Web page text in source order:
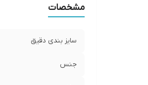
مشخصات
سایز بندی دقیق
جنس